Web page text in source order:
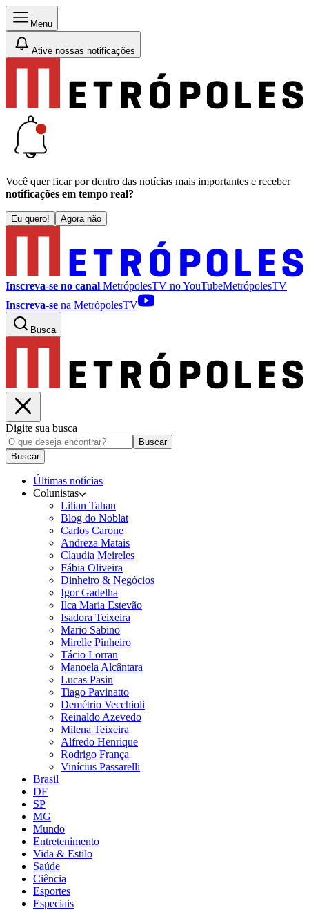
Menu
Ative nossas notificações
Você quer ficar por dentro das notícias mais importantes e receber
notificações em tempo real?
Eu quero! Agora não
Inscreva-se no canal MetrópolesTV noYouTubeMetrópolesTV
Inscreva-se na MetrópolesTV
Busca
Digite sua busca
Buscar
Buscar
Últimas notícias
Colunistas
Lilian Tahan
Blog do Noblat
Carlos Carone
Andreza Matais
Claudia Meireles
Fábia Oliveira
Dinheiro & Negócios
Igor Gadelha
Ilca Maria Estevão
Isadora Teixeira
Mario Sabino
Mirelle Pinheiro
Tácio Lorran
Manoela Alcântara
Lucas Pasin
Tiago Pavinatto
Demétrio Vecchioli
Reinaldo Azevedo
Milena Teixeira
Alfredo Henrique
Rodrigo França
Vinícius Passarelli
Brasil
DF
SP
MG
Mundo
Entretenimento
Vida & Estilo
Saúde
Ciência
Esportes
Especiais